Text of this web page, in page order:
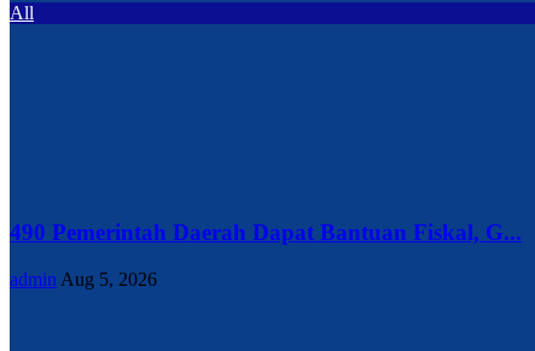
All
490 Pemerintah Daerah Dapat Bantuan Fiskal, G...
admin Aug 5, 2026